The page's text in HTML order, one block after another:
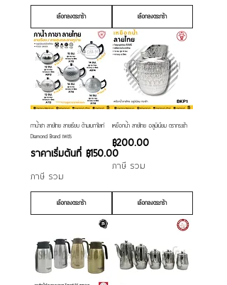
เลือกลงตระกร้า เลือกลงตระกร้า
กาน้ำชา ลายไทย ลายเรียบ ด้ามเบกาไลท์
Diamond Brand เพชร
ราคาเริ่มต้นที่ ฿150.00
ราคาขายลด
ภาษี รวม
เลือกลงตระกร้า
เหยือกน้ำ ลายไทย อลูมิเนียม ตรากระเช้า
ราคา
฿200.00
ภาษี รวม
เลือกลงตระกร้า